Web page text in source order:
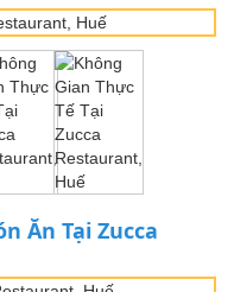
Ăn Tại Zucca